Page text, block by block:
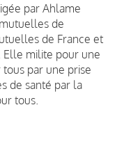
par Ahlame
de
de France et
Elle milite pour une
par une prise
de santé par la
tous.